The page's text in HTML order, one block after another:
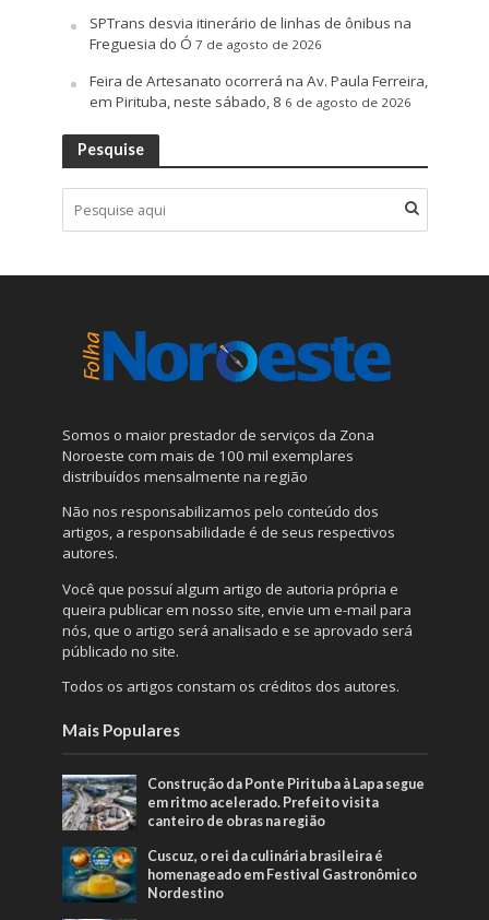
SPTrans desvia itinerário de linhas de ônibus na
Freguesia do Ó 7 de agosto de 2026
Feira de Artesanato ocorrerá na Av. Paula Ferreira,
em Pirituba, neste sábado, 8 6 de agosto de 2026
Pesquise
Somos o maior prestador de serviços da Zona
Noroeste com mais de 100 mil exemplares
distribuídos mensalmente na região
Não nos responsabilizamos pelo conteúdo dos
artigos, a responsabilidade é de seus respectivos
autores.
Você que possuí algum artigo de autoria própria e
queira publicar em nosso site, envie um e-mail para
nós, que o artigo será analisado e se aprovado será
públicado no site.
Todos os artigos constam os créditos dos autores.
Mais Populares
Construção da Ponte Pirituba à Lapa segue
em ritmo acelerado. Prefeito visita
canteiro de obras na região
Cuscuz, o rei da culinária brasileira é
homenageado em Festival Gastronômico
Nordestino